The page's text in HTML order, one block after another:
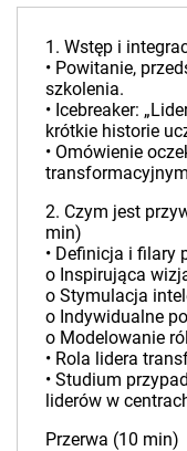
1. Wstęp i
• Powitanie,
szkolenia.
• Icebreaker:
krótkie historie
• Omówienie
2. Czym jest
min)
• Definicja i filary
o Inspirująca
o Stymulacja
o Indywidualne
o Modelowanie ról
• Rola lidera
• Studium
liderów w
Przerwa (10 min)